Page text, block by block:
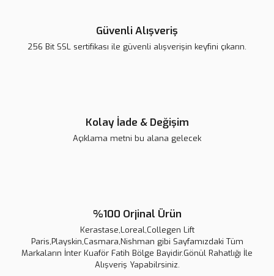
Güvenli Alışveriş
256 Bit SSL sertifikası ile güvenli alışverişin keyfini çıkarın.
Kolay İade & Değişim
Açıklama metni bu alana gelecek
%100 Orjinal Ürün
Kerastase,Loreal,Collegen Lift
Paris,Playskin,Casmara,Nishman gibi Sayfamızdaki Tüm
Markaların İnter Kuaför Fatih Bölge Bayidir.Gönül Rahatlığı İle
Alışveriş Yapabilrsiniz.